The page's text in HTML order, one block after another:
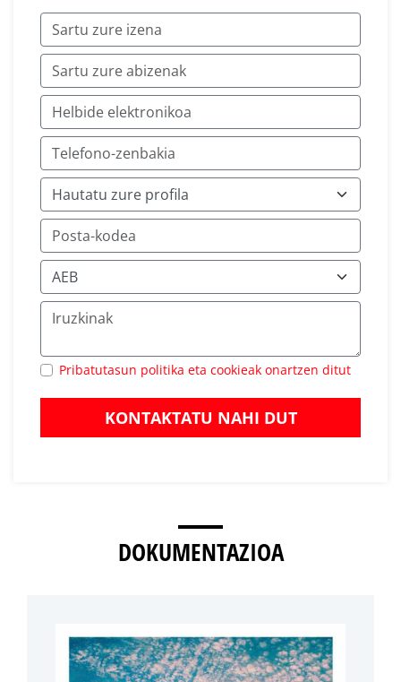
Pribatutasun politika eta cookieak onartzen ditut
KONTAKTATU NAHI DUT
DOKUMENTAZIOA